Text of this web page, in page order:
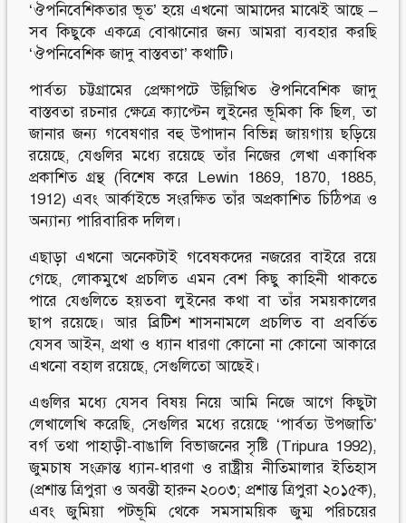
‘ঔপনিবেশিকতার ভূত’ হয়ে এখনো আমাদের মাঝেই আছে –
সব কিছুকে একত্রে বোঝানোর জন্য আমরা ব্যবহার করছি
‘ঔপনিবেশিক জাদু বাস্তবতা’ কথাটি।
পার্বত্য চট্টগ্রামের প্রেক্ষাপটে উল্লিখিত ঔপনিবেশিক জাদু
বাস্তবতা রচনার ক্ষেত্রে ক্যাপ্টেন লুইনের ভূমিকা কি ছিল, তা
জানার জন্য গবেষণার বহু উপাদান বিভিন্ন জায়গায় ছড়িয়ে
রয়েছে, যেগুলির মধ্যে রয়েছে তাঁর নিজের লেখা একাধিক
প্রকাশিত গ্রন্থ (বিশেষ করে Lewin 1869, 1870, 1885,
1912) এবং আর্কাইভে সংরক্ষিত তাঁর অপ্রকাশিত চিঠিপত্র ও
অন্যান্য পারিবারিক দলিল।
এছাড়া এখনো অনেকটাই গবেষকদের নজরের বাইরে রয়ে
গেছে, লোকমুখে প্রচলিত এমন বেশ কিছু কাহিনী থাকতে
পারে যেগুলিতে হয়তবা লুইনের কথা বা তাঁর সময়কালের
ছাপ রয়েছে। আর ব্রিটিশ শাসনামলে প্রচলিত বা প্রবর্তিত
যেসব আইন, প্রথা ও ধ্যান ধারণা কোনো না কোনো আকারে
এখনো বহাল রয়েছে, সেগুলিতো আছেই।
এগুলির মধ্যে যেসব বিষয় নিয়ে আমি নিজে আগে কিছুটা
লেখালেখি করেছি, সেগুলির মধ্যে রয়েছে ‘পার্বত্য উপজাতি’
বর্গ তথা পাহাড়ী-বাঙালি বিভাজনের সৃষ্টি (Tripura 1992),
জুমচাষ সংক্রান্ত ধ্যান-ধারণা ও রাষ্ট্রীয় নীতিমালার ইতিহাস
(প্রশান্ত ত্রিপুরা ও অবন্তী হারুন ২০০৩; প্রশান্ত ত্রিপুরা ২০১৫ক),
এবং জুমিয়া পটভূমি থেকে সমসাময়িক জুম্ম পরিচয়ের